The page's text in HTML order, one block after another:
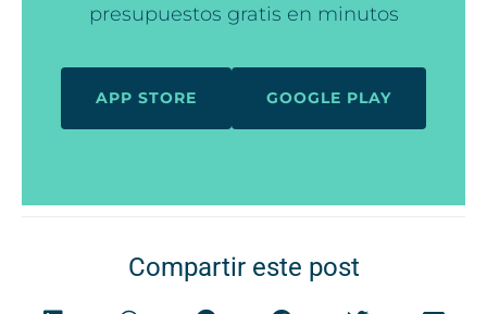
presupuestos gratis en minutos
APP STORE GOOGLE PLAY
Compartir este post